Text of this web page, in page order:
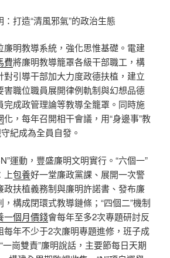
：打造“清風邪氣”的政治生態
廉明教導系統，強化思惟基礎。電建
費將廉明教導籠罩各級干部職工，構
對引導干部加大力度政德扶植，建立
害職位職員展開律例軌制與幻想品德
完成政管理論等教導全籠罩。同時施
化，每年召開相干會議，用“身邊事”教
紀成為全員自發。
運動，豐盛廉明文明實行。“六個一”
上包養好一堂廉政黨課、展開一次警
政扶植義務制與廉明許諾書、發布廉
構成閉環式教導鏈條；“四個二”機制
一個月價錢會每年至多2次專題研討反
每年不少于2次廉明專題進修，班子成
一崗雙責”廉明說話，主要節每日天期